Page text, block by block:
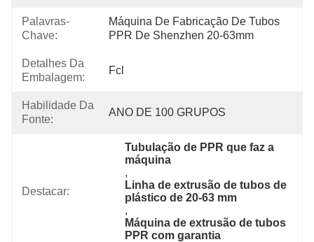
Palavras-
Chave:
Máquina De Fabricação De Tubos
PPR De Shenzhen 20-63mm
Detalhes Da
Embalagem:
Fcl
Habilidade Da
Fonte:
ANO DE 100 GRUPOS
Destacar:
Tubulação de PPR que faz a
máquina
,
Linha de extrusão de tubos de
plástico de 20-63 mm
,
Máquina de extrusão de tubos
PPR com garantia